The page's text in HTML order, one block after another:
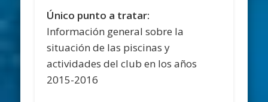
Único punto a tratar:
Información general sobre la
situación de las piscinas y
actividades del club en los años
2015-2016